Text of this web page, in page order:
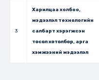
3
Харилцаа холбоо,
мэдээлэл технологийн
салбарт хэрэгжсэн
төсөл хөтөлбөр, арга
хэмжээний мэдээлэл